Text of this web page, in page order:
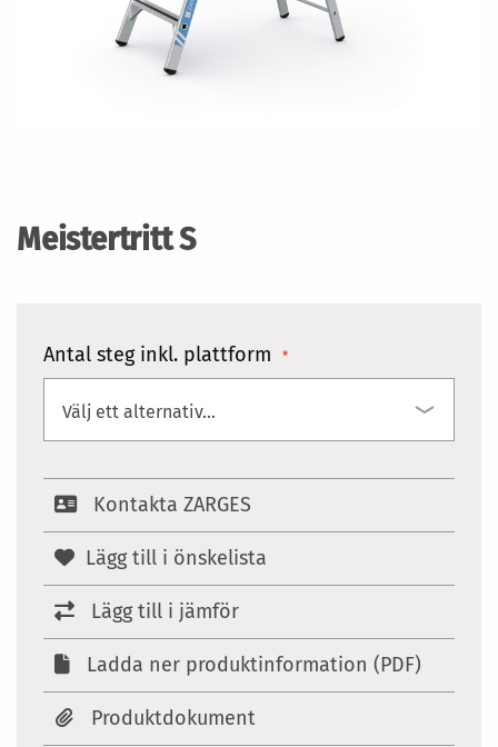
Meistertritt S
Antal steg inkl. plattform
Kontakta ZARGES
Lägg till i önskelista
Lägg till i jämför
Ladda ner produktinformation (PDF)
Produktdokument
av